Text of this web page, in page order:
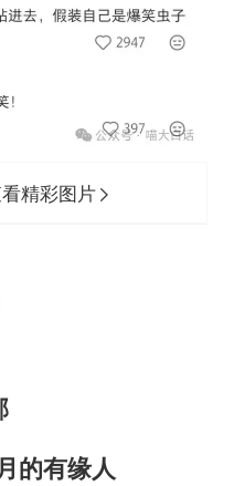
精彩图片
的有缘人